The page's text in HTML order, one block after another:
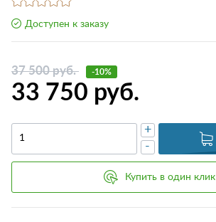
Доступен к заказу
37 500 руб. -10%
33 750 руб.
-
+
Купить в один клик